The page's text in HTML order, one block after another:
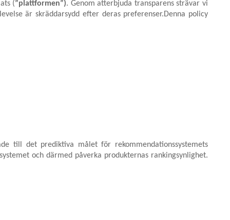
(”plattformen”). Genom atterbjuda transparens strävar vi
är skräddarsydd efter deras preferenser.Denna policy
till det prediktiva målet för rekommendationssystemets
och därmed påverka produkternas rankingsynlighet.